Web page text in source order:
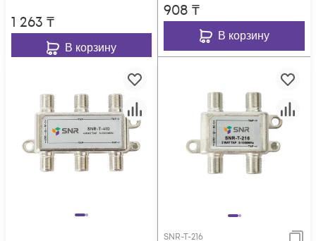
1 263 ₸
В корзину
908 ₸
В корзину
SNR-T-216